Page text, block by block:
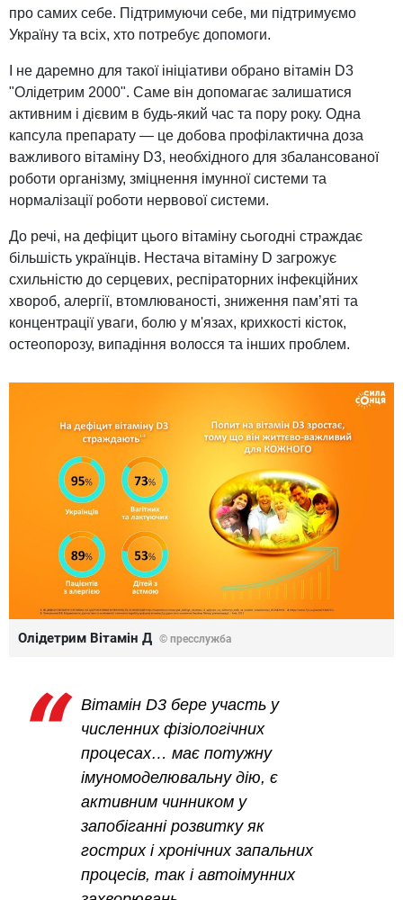
про самих себе. Підтримуючи себе, ми підтримуємо
Україну та всіх, хто потребує допомоги.
І не даремно для такої ініціативи обрано вітамін D3
"Олідетрим 2000". Саме він допомагає залишатися
активним і дієвим в будь-який час та пору року. Одна
капсула препарату — це добова профілактична доза
важливого вітаміну D3, необхідного для збалансованої
роботи організму, зміцнення імунної системи та
нормалізації роботи нервової системи.
До речі, на дефіцит цього вітаміну сьогодні страждає
більшість українців. Нестача вітаміну D загрожує
схильністю до серцевих, респіраторних інфекційних
хвороб, алергії, втомлюваності, зниження пам’яті та
концентрації уваги, болю у м'язах, крихкості кісток,
остеопорозу, випадіння волосся та інших проблем.
Олідетрим Вітамін Д © пресслужба
Вітамін D3 бере участь у
численних фізіологічних
процесах… має потужну
імуномоделювальну дію, є
активним чинником у
запобіганні розвитку як
гострих і хронічних запальних
процесів, так і автоімунних